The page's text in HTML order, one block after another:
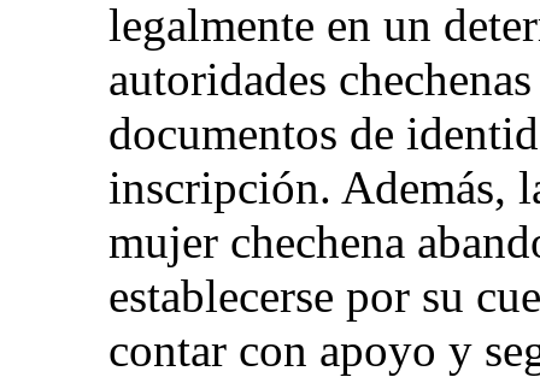
legalmente en un
autoridades
documentos de
inscripción. Además,
mujer chechena
establecerse por su
contar con apoyo y